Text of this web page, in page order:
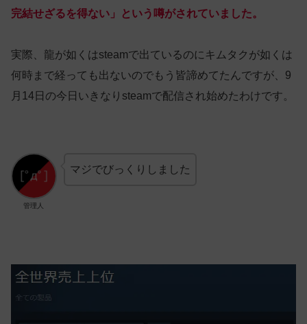
完結せざるを得ない」という噂がされていました。
実際、龍が如くはsteamで出ているのにキムタクが如くは
何時まで経っても出ないのでもう皆諦めてたんですが、9
月14日の今日いきなりsteamで配信され始めたわけです。
管理人
マジでびっくりしました